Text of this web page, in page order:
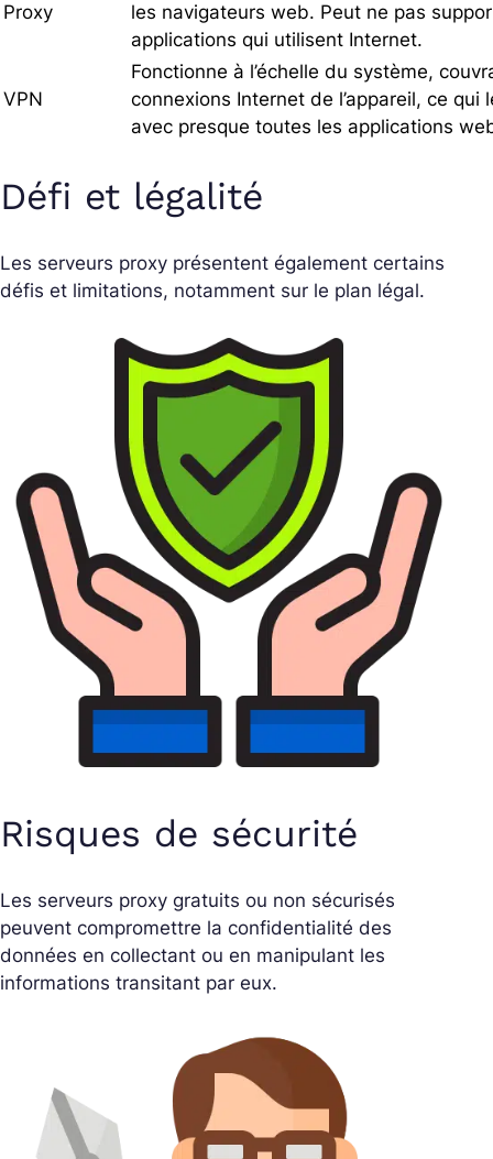
Proxy
les navigateurs web. Peut ne pas
applications qui utilisent Internet.
VPN
Fonctionne à l’échelle du système,
connexions Internet de l’appareil, ce qui
avec presque toutes les applications
Défi et légalité
Les serveurs proxy présentent également certains
défis et limitations, notamment sur le plan légal.
Risques de sécurité
Les serveurs proxy gratuits ou non sécurisés
peuvent compromettre la confidentialité des
données en collectant ou en manipulant les
informations transitant par eux.